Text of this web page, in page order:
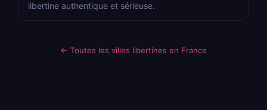
libertine authentique et sérieuse.
← Toutes les villes libertines en France